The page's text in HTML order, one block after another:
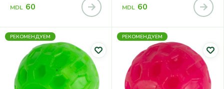
MDL 60 MDL 60
РЕКОМЕНДУЕМ РЕКОМЕНДУЕМ